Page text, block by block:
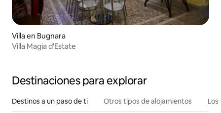
Villa en Bugnara
Villa Magia d'Estate
Destinaciones para explorar
Destinos a un paso de ti Otros tipos de alojamientos